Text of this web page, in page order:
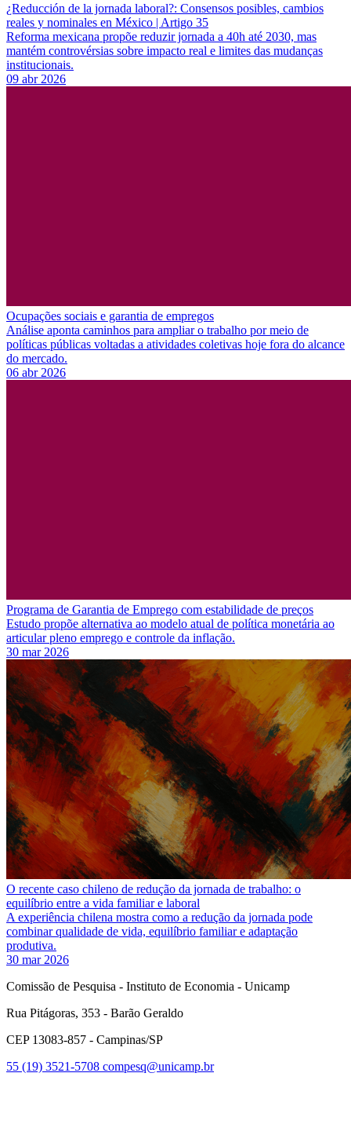
¿Reducción de la jornada laboral?: Consensos posibles, cambios
reales y nominales en México | Artigo 35
Reforma mexicana propõe reduzir jornada a 40h até 2030, mas
mantém controvérsias sobre impacto real e limites das mudanças
institucionais.
09 abr 2026
Ocupações sociais e garantia de empregos
Análise aponta caminhos para ampliar o trabalho por meio de
políticas públicas voltadas a atividades coletivas hoje fora do alcance
do mercado.
06 abr 2026
Programa de Garantia de Emprego com estabilidade de preços
Estudo propõe alternativa ao modelo atual de política monetária ao
articular pleno emprego e controle da inflação.
30 mar 2026
O recente caso chileno de redução da jornada de trabalho: o
equilíbrio entre a vida familiar e laboral
A experiência chilena mostra como a redução da jornada pode
combinar qualidade de vida, equilíbrio familiar e adaptação
produtiva.
30 mar 2026
Comissão de Pesquisa - Instituto de Economia - Unicamp
Rua Pitágoras, 353 - Barão Geraldo
CEP 13083-857 - Campinas/SP
55 (19) 3521-5708 compesq@unicamp.br